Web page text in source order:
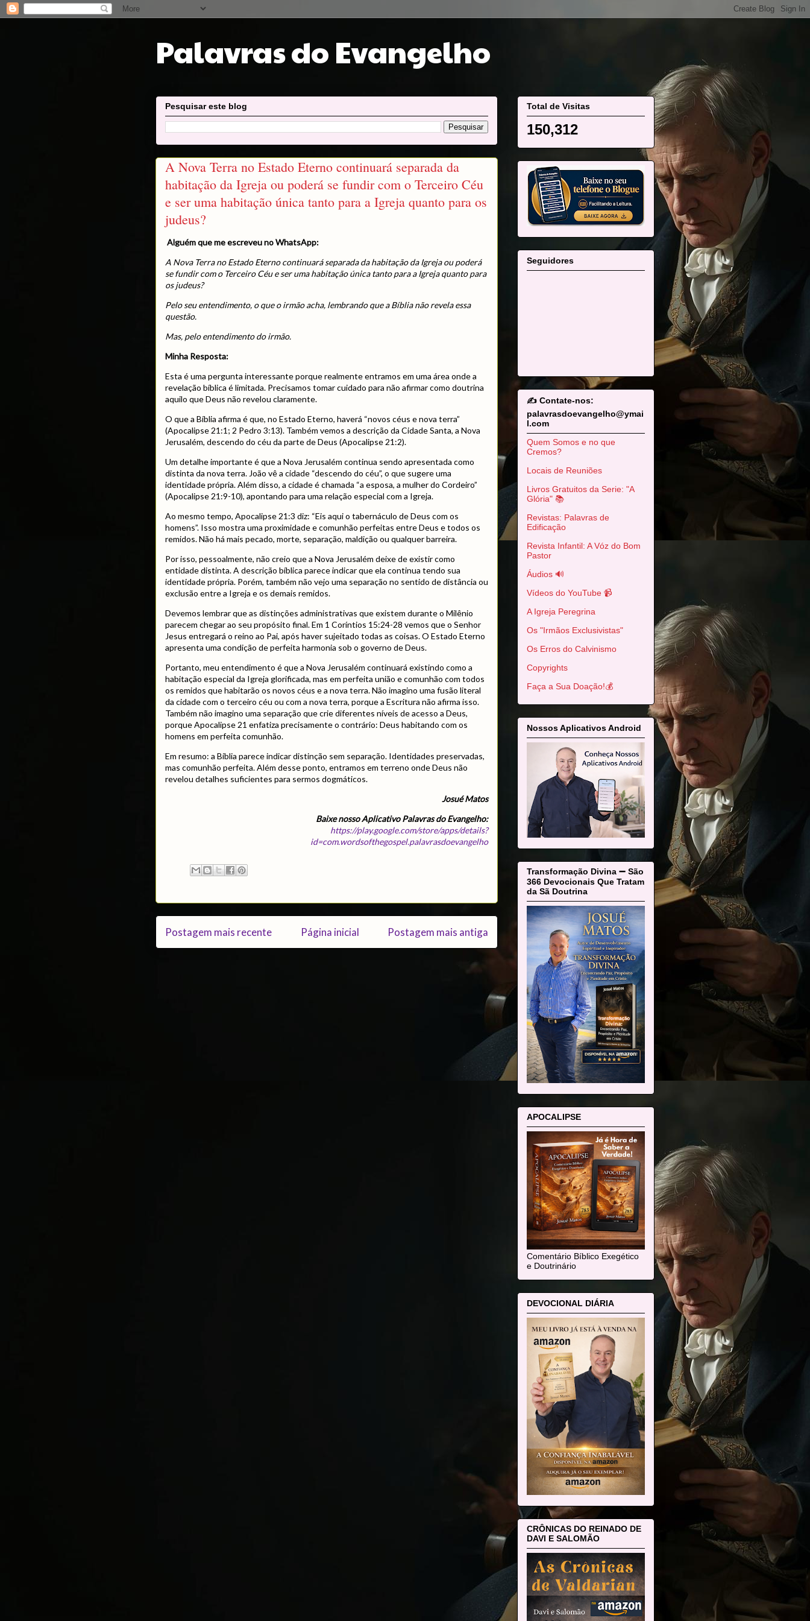
Palavras do Evangelho
Pesquisar este blog
A Nova Terra no Estado Eterno continuará separada da
habitação da Igreja ou poderá se fundir com o Terceiro Céu
e ser uma habitação única tanto para a Igreja quanto para os
judeus?
Alguém que me escreveu no WhatsApp:
A Nova Terra no Estado Eterno continuará separada da habitação da Igreja ou poderá
se fundir com o Terceiro Céu e ser uma habitação única tanto para a Igreja quanto para
os judeus?
Pelo seu entendimento, o que o irmão acha, lembrando que a Bíblia não revela essa
questão.
Mas, pelo entendimento do irmão.
Minha Resposta:
Esta é uma pergunta interessante porque realmente entramos em uma área onde a
revelação bíblica é limitada. Precisamos tomar cuidado para não afirmar como doutrina
aquilo que Deus não revelou claramente.
O que a Bíblia afirma é que, no Estado Eterno, haverá “novos céus e nova terra”
(Apocalipse 21:1; 2 Pedro 3:13). Também vemos a descrição da Cidade Santa, a Nova
Jerusalém, descendo do céu da parte de Deus (Apocalipse 21:2).
Um detalhe importante é que a Nova Jerusalém continua sendo apresentada como
distinta da nova terra. João vê a cidade “descendo do céu”, o que sugere uma
identidade própria. Além disso, a cidade é chamada “a esposa, a mulher do Cordeiro”
(Apocalipse 21:9-10), apontando para uma relação especial com a Igreja.
Ao mesmo tempo, Apocalipse 21:3 diz: “Eis aqui o tabernáculo de Deus com os
homens”. Isso mostra uma proximidade e comunhão perfeitas entre Deus e todos os
remidos. Não há mais pecado, morte, separação, maldição ou qualquer barreira.
Por isso, pessoalmente, não creio que a Nova Jerusalém deixe de existir como
entidade distinta. A descrição bíblica parece indicar que ela continua tendo sua
identidade própria. Porém, também não vejo uma separação no sentido de distância ou
exclusão entre a Igreja e os demais remidos.
Devemos lembrar que as distinções administrativas que existem durante o Milênio
parecem chegar ao seu propósito final. Em 1 Coríntios 15:24-28 vemos que o Senhor
Jesus entregará o reino ao Pai, após haver sujeitado todas as coisas. O Estado Eterno
apresenta uma condição de perfeita harmonia sob o governo de Deus.
Portanto, meu entendimento é que a Nova Jerusalém continuará existindo como a
habitação especial da Igreja glorificada, mas em perfeita união e comunhão com todos
os remidos que habitarão os novos céus e a nova terra. Não imagino uma fusão literal
da cidade com o terceiro céu ou com a nova terra, porque a Escritura não afirma isso.
Também não imagino uma separação que crie diferentes níveis de acesso a Deus,
porque Apocalipse 21 enfatiza precisamente o contrário: Deus habitando com os
homens em perfeita comunhão.
Em resumo: a Bíblia parece indicar distinção sem separação. Identidades preservadas,
mas comunhão perfeita. Além desse ponto, entramos em terreno onde Deus não
revelou detalhes suficientes para sermos dogmáticos.
Josué Matos
Baixe nosso Aplicativo Palavras do Evangelho:
https://play.google.com/store/apps/details?
id=com.wordsofthegospel.palavrasdoevangelho
Postagem mais recente Postagem mais antiga
Página inicial
Total de Visitas
150,312
Seguidores
✍️ Contate-nos:
palavrasdoevangelho@ymai
l.com
Quem Somos e no que
Cremos?
Locais de Reuniões
Livros Gratuitos da Serie: "A
Glória" 📚
Revistas: Palavras de
Edificação
Revista Infantil: A Vóz do Bom
Pastor
Áudios 🔊
Vídeos do YouTube 📹
A Igreja Peregrina
Os "Irmãos Exclusivistas"
Os Erros do Calvinismo
Copyrights
Faça a Sua Doação!💰
Nossos Aplicativos Android
Transformação Divina ➖ São
366 Devocionais Que Tratam
da Sã Doutrina
APOCALIPSE
Comentário Bíblico Exegético
e Doutrinário
DEVOCIONAL DIÁRIA
CRÔNICAS DO REINADO DE
DAVI E SALOMÃO